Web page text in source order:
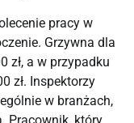
pracy w
Grzywna dla
zł, a w przypadku
zł. Inspektorzy
w branżach,